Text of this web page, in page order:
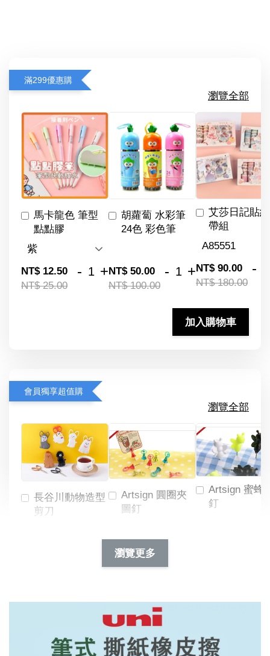
滿299優惠購
瀏覽全部
馬卡龍色 筆型
點點膠
NT$ 12.50
NT$ 25.00
- +
胡蘿蔔 水彩筆
24色 彩色筆
NT$ 50.00
NT$ 100.00
- +
艾莎日記貼
帶組
NT$ 90.00
NT$ 180.00
-
加入購物車
會員獨享超值購
瀏覽全部
長谷川動物造型
剪刀
Artsign 圓圈夾
圖釘
NT$ 19.00
NT$ 66.00
Artsign 蜜蜂
釘
加入購物車
瀏覽更多